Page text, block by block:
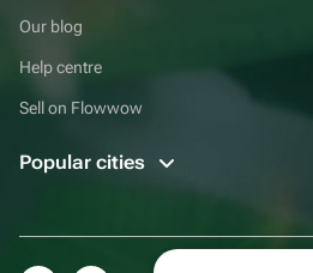
Our blog
Help centre
Sell on Flowwow
Popular cities